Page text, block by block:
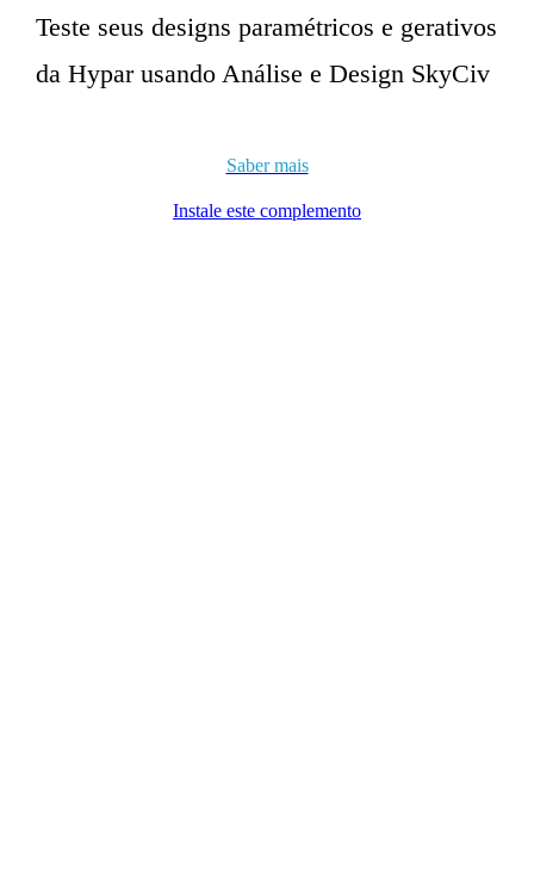
Teste seus designs paramétricos e gerativos
da Hypar usando Análise e Design SkyCiv
Saber mais
Instale este complemento